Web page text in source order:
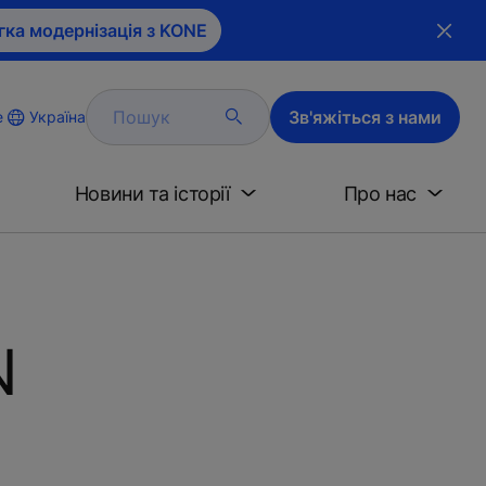
модернізація з KONE
Україна Пошук Зв'яжіться з нами
Новини та історії Про нас